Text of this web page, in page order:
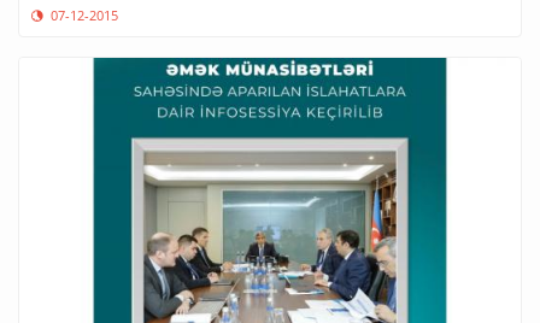
07-12-2015